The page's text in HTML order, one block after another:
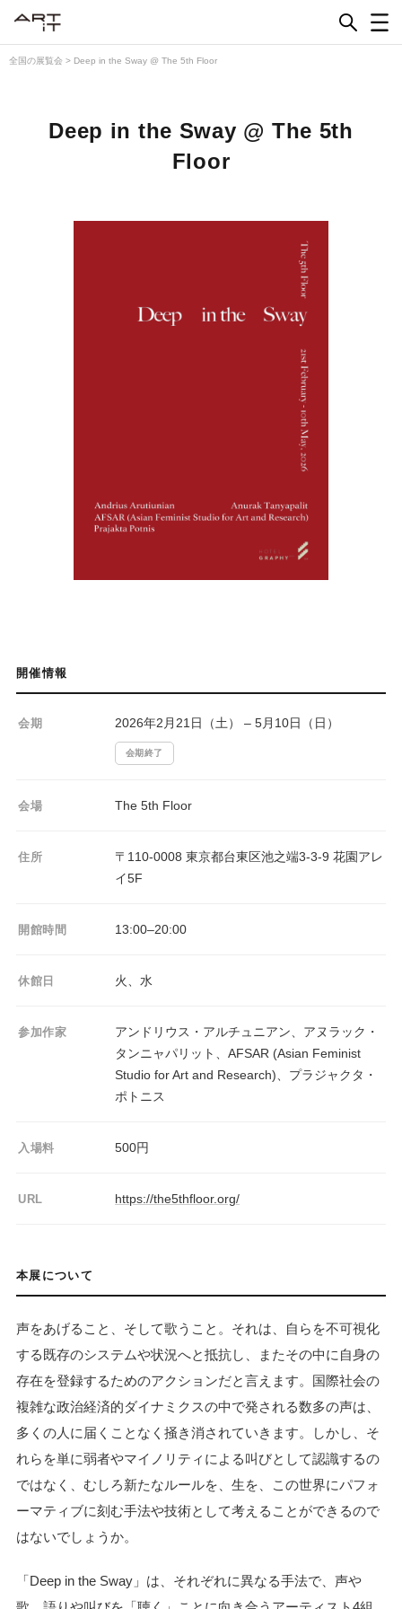
Skip
content
全国の展覧会 > Deep in the Sway @ The 5th Floor
Deep in the Sway @ The 5th
Floor
開催情報
会期 2026年2月21日（土） – 5月10日（日）
会期終了
会場 The 5th Floor
住所
〒110-0008 東京都台東区池之端3-3-9 花園アレ
イ5F
開館時間 13:00–20:00
休館日 火、水
参加作家
アンドリウス・アルチュニアン、アヌラック・
タンニャパリット、AFSAR (Asian Feminist
Studio for Art and Research)、プラジャクタ・
ポトニス
入場料 500円
URL https://the5thfloor.org/
本展について
声をあげること、そして歌うこと。それは、自らを不可視化
する既存のシステムや状況へと抵抗し、またその中に自身の
存在を登録するためのアクションだと言えます。国際社会の
複雑な政治経済的ダイナミクスの中で発される数多の声は、
多くの人に届くことなく掻き消されていきます。しかし、そ
れらを単に弱者やマイノリティによる叫びとして認識するの
ではなく、むしろ新たなルールを、生を、この世界にパフォ
ーマティブに刻む手法や技術として考えることができるので
はないでしょうか。
「Deep in the Sway」は、それぞれに異なる手法で、声や